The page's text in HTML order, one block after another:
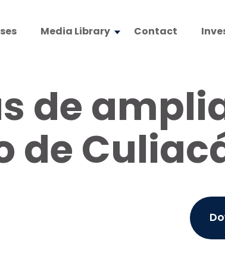
Media Library Contact
de
de